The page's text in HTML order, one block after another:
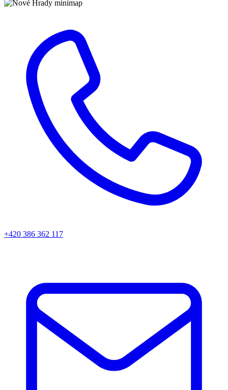
+420 386 362 117